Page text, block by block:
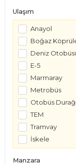
Ulaşım
Anayol
Boğaz
Deniz
E-5
Marmaray
Metrobüs
Otobüs Durağı
TEM
Tramvay
İskele
Manzara